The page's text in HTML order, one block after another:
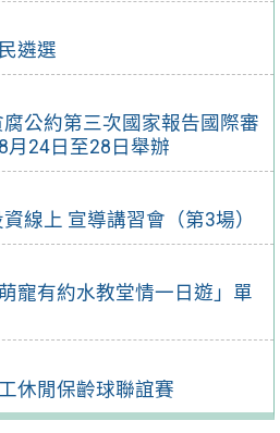
遴選
腐公約第三次國家報告國際審
月24日至28日舉辦
線上 宣導講習會（第3場）
寵有約水教堂情一日遊」單
休閒保齡球聯誼賽